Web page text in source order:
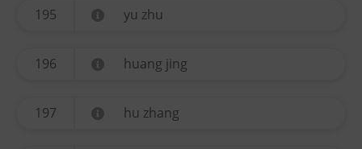
195 yu zhu
196 huang jing
197 hu zhang